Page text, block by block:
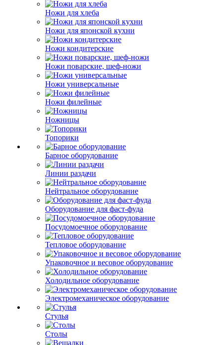
Ножи для хлеба
Ножи для японской кухни
Ножи кондитерские
Ножи поварские, шеф-ножи
Ножи универсальные
Ножи филейные
Ножницы
Топорики
Барное оборудование
Линии раздачи
Нейтральное оборудование
Оборудование для фаст-фуда
Посудомоечное оборудование
Тепловое оборудование
Упаковочное и весовое оборудование
Холодильное оборудование
Электромеханическое оборудование
Стулья
Столы